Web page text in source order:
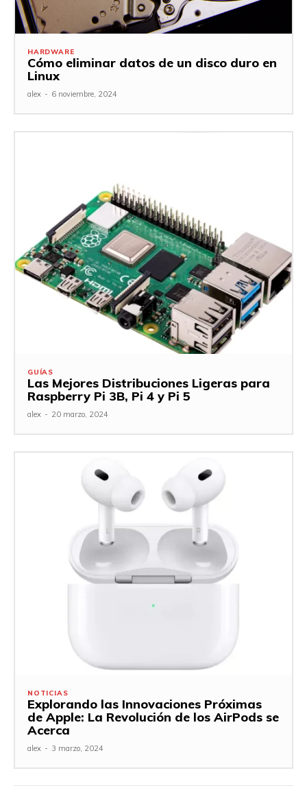
HARDWARE
Cómo eliminar datos de un disco duro en
Linux
alex - 6 noviembre, 2024
GUÍAS
Las Mejores Distribuciones Ligeras para
Raspberry Pi 3B, Pi 4 y Pi 5
alex - 20 marzo, 2024
NOTICIAS
Explorando las Innovaciones Próximas
de Apple: La Revolución de los AirPods se
Acerca
alex - 3 marzo, 2024